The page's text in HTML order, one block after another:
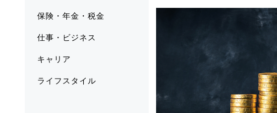
保険・年金・税金
仕事・ビジネス
キャリア
ライフスタイル